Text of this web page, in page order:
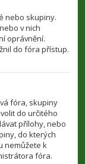
nebo skupiny.
v nich
oprávnění.
do fóra přístup.
fóra, skupiny
do určitého
přílohy, nebo
do kterých
nemůžete k
fóra.